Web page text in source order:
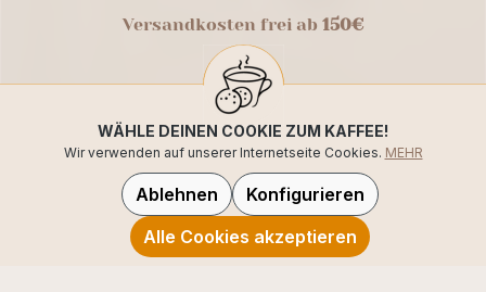
Versandkosten frei ab 150€
WÄHLE DEINEN COOKIE ZUM KAFFEE!
Wir verwenden auf unserer Internetseite Cookies. MEHR
Ablehnen
Konfigurieren
Alle Cookies akzeptieren